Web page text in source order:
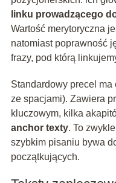
linku prowadzącego
Wartość merytoryczna
natomiast poprawność
frazy, pod którą
Standardowy precel ma
ze spacjami). Zawiera
kluczowym, kilka
anchor texty. To
szybkim pisaniu bywa
początkujących.